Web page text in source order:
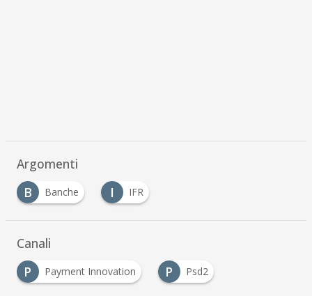
Argomenti
B
Banche I IFR
Canali
P
Payment Innovation P Psd2